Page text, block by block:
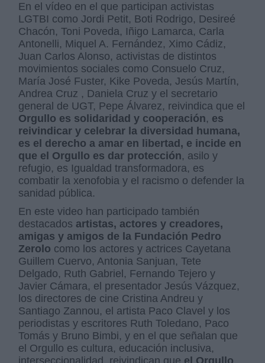
En el vídeo en el que participan activistas
LGTBI como Jordi Petit, Boti Rodrigo, Desireé
Chacón, Toni Poveda, Iñigo Lamarca, Carla
Antonelli, Miquel A. Fernández, Ximo Cádiz,
Juan Carlos Alonso, activistas de distintos
movimientos sociales como Consuelo Cruz,
María José Fuster, Kike Poveda, Jesús Martín,
Andrea Cruz , Daniela Cruz y el secretario
general de UGT, Pepe Álvarez, reivindica que el
Orgullo es solidaridad y cooperación, es
reivindicar y celebrar la diversidad humana,
es el derecho a amar en libertad, e incide en
que el Orgullo es dar protección, asilo y
refugio, es Igualdad transformadora, es
combatir la xenofobia y el racismo o defender la
sanidad pública.
En este video han participado también
destacados artistas, actores y creadores,
amigas y amigos de la Fundación Pedro
Zerolo como los actores y actrices Cayetana
Guillem Cuervo, Antonia Sanjuan, Tete
Delgado, Ruth Gabriel, Fernando Tejero y
Javier Cámara, el presentador Jesús Vázquez,
los directores de cine Cristina Andreu y
Santiago Zannou, el artista Paco Clavel y los
periodistas y escritores Ruth Toledano, Paco
Tomás y Bruno Bimbi, y en el que señalan que
el Orgullo es cultura, educación inclusiva,